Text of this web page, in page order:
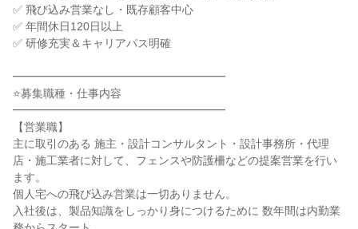
✅ 飛び込み営業なし・既存顧客中心
✅ 年間休日120日以上
✅ 研修充実＆キャリアパス明確
━━━━━━━━━━━━━━━━━━━
⭐募集職種・仕事内容
━━━━━━━━━━━━━━━━━━━
【営業職】
主に取引のある 施主・設計コンサルタント・設計事務所・代理
店・施工業者に対して、フェンスや防護柵などの提案営業を行い
ます。
個人宅への飛び込み営業は一切ありません。
入社後は、製品知識をしっかり身につけるために 数年間は内勤業